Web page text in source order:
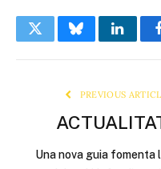
TwitterBluesky
PREVIOUS
Una nova guia fomenta